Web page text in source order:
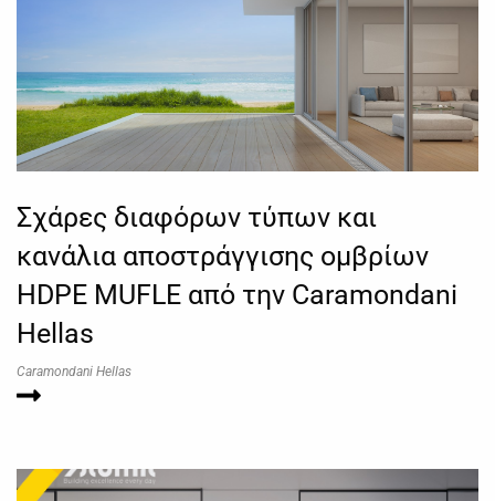
Σχάρες διαφόρων τύπων και
κανάλια αποστράγγισης ομβρίων
HDPE MUFLE από την Caramondani
Hellas
Caramondani Hellas